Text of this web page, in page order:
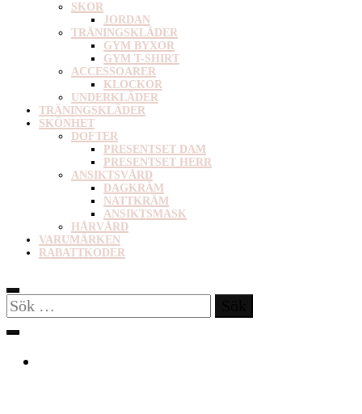
SKOR
JORDAN
TRÄNINGSKLÄDER
GYM BYXOR
GYM T-SHIRT
ACCESSOARER
KLOCKOR
UNDERKLÄDER
TRÄNINGSKLÄDER
SKÖNHET
DOFTER
PRESENTSET DAM
PRESENTSET HERR
ANSIKTSVÅRD
DAGKRÄM
NATTKRÄM
ANSIKTSMASK
HÅRVÅRD
VARUMÄRKEN
RABATTKODER
Sök
efter: